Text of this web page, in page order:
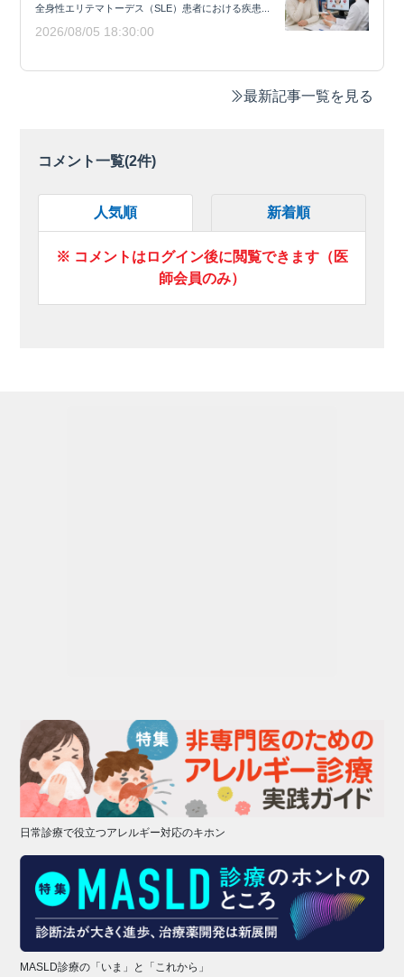
全身性エリテマトーデス（SLE）患者における疾患...
2026/08/05 18:30:00
最新記事一覧を見る
コメント一覧(2件)
人気順 新着順
※ コメントはログイン後に閲覧できます（医
師会員のみ）
日常診療で役立つアレルギー対応のキホン
MASLD診療の「いま」と「これから」